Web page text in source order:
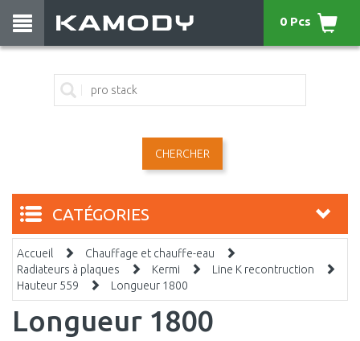
CHERCHER
0 Pcs
CATÉGORIES
Accueil
Chauffage et chauffe-eau
Radiateurs à plaques
Kermi
Line K recontruction
Hauteur 559
Longueur 1800
Longueur 1800